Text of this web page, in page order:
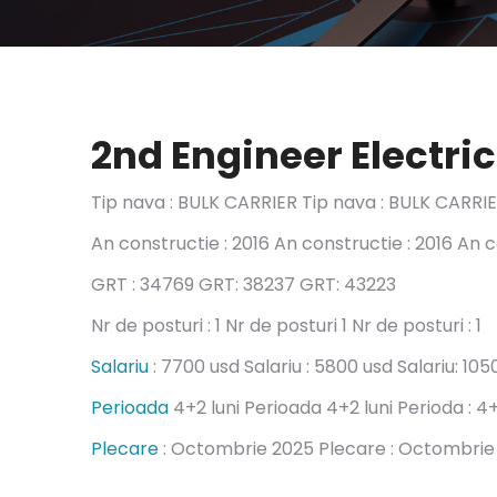
2nd Engineer
Tip nava : BULK CARRIER Tip nava : BULK
An constructie : 2016 An constructie : 2016 An
GRT : 34769 GRT: 38237 GRT: 43223
Nr de posturi : 1 Nr de posturi 1 Nr de posturi : 1
Salariu : 7700 usd Salariu : 5800 usd Salariu:
Perioada 4+2 luni Perioada 4+2 luni Perioda :
Plecare : Octombrie 2025 Plecare :